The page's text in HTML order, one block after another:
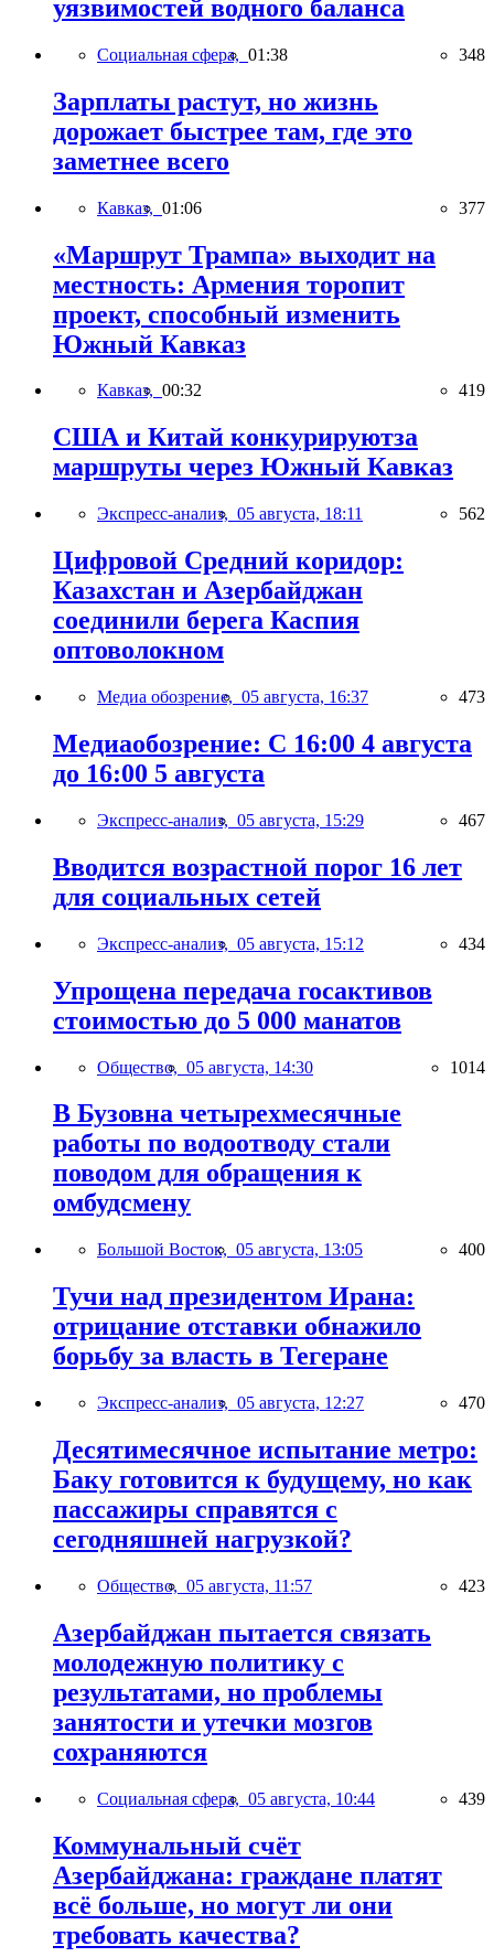
уязвимостей водного баланса
Социальная сфера, 01:38 348
Зарплаты растут, но жизнь
дорожает быстрее там, где это
заметнее всего
Кавказ, 01:06 377
«Маршрут Трампа» выходит на
местность: Армения торопит
проект, способный изменить
Южный Кавказ
Кавказ, 00:32 419
США и Китай конкурируютза
маршруты через Южный Кавказ
Экспресс-анализ, 05 августа, 18:11 562
Цифровой Средний коридор:
Казахстан и Азербайджан
соединили берега Каспия
оптоволокном
Медиа обозрение, 05 августа, 16:37 473
Медиаобозрение: С 16:00 4 августа
до 16:00 5 августа
Экспресс-анализ, 05 августа, 15:29 467
Вводится возрастной порог 16 лет
для социальных сетей
Экспресс-анализ, 05 августа, 15:12 434
Упрощена передача госактивов
стоимостью до 5 000 манатов
Общество, 05 августа, 14:30 1014
В Бузовна четырехмесячные
работы по водоотводу стали
поводом для обращения к
омбудсмену
Большой Восток, 05 августа, 13:05 400
Тучи над президентом Ирана:
отрицание отставки обнажило
борьбу за власть в Тегеране
Экспресс-анализ, 05 августа, 12:27 470
Десятимесячное испытание метро:
Баку готовится к будущему, но как
пассажиры справятся с
сегодняшней нагрузкой?
Общество, 05 августа, 11:57 423
Азербайджан пытается связать
молодежную политику с
результатами, но проблемы
занятости и утечки мозгов
сохраняются
Социальная сфера, 05 августа, 10:44 439
Коммунальный счёт
Азербайджана: граждане платят
всё больше, но могут ли они
требовать качества?